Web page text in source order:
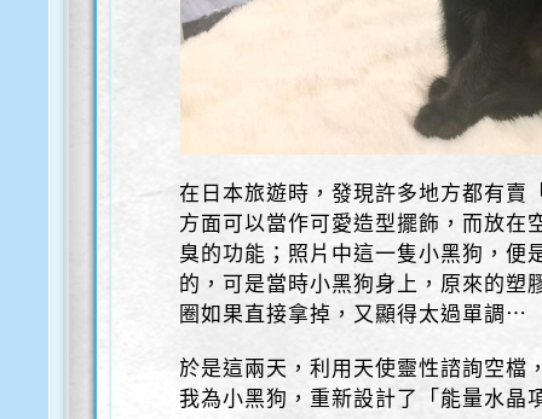
在日本旅遊時，發現許多地方都有賣
方面可以當作可愛造型擺飾，而放在
臭的功能；照片中這一隻小黑狗，便
的，可是當時小黑狗身上，原來的塑
圈如果直接拿掉，又顯得太過單調⋯
於是這兩天，利用天使靈性諮詢空檔
我為小黑狗，重新設計了「能量水晶